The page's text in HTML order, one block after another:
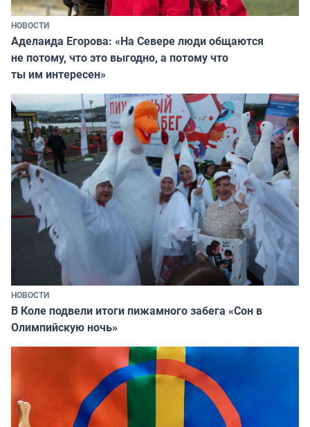
НОВОСТИ
Аделаида Егорова: «На Севере люди общаются
не потому, что это выгодно, а потому что
ты им интересен»
НОВОСТИ
В Коле подвели итоги пижамного забега «Сон в
Олимпийскую ночь»